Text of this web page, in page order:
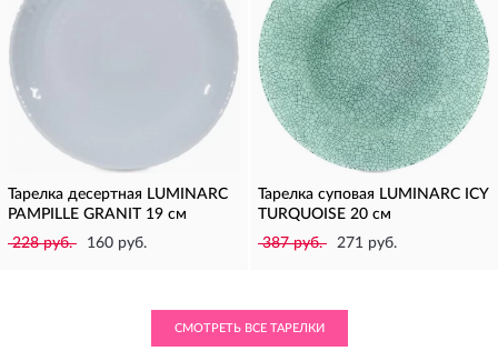
Тарелка десертная LUMINARC
PAMPILLE GRANIT 19 см
228 руб.
160 руб.
Тарелка суповая LUMINARC ICY
TURQUOISE 20 см
387 руб.
271 руб.
СМОТРЕТЬ ВСЕ ТАРЕЛКИ